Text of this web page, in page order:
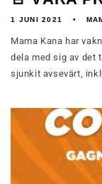
1 JUNI 2021
Mama Kana har
dela med sig av det
sjunkit avsevärt,